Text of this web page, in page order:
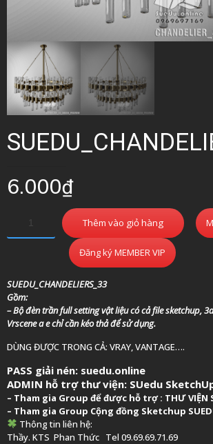
6.000₫
Thêm vào giỏ hàng
Đăng ký MEMBER VIP
SUEDU_CHANDELIERS_33
Gồm:
– Bộ đèn trần full setting vật liệu có cả file sketchup,
Vrscene a e chỉ cần kéo thả để sử dụng.
DÙNG ĐƯỢC TRONG CẢ: VRAY, VANTAGE….
PASS giải nén: suedu.online
ADMIN hỗ trợ thư viện: SUedu
– Tham gia Group để được hỗ trợ : THƯ VIỆN
– Tham gia Group Cộng đồng Sketchup
Thông tin liên hệ:
Thầy. KTS Phan Thức Tel 09.69.69.71.69